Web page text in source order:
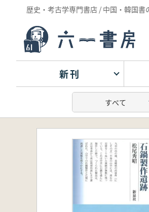
歴史・考古学専門書店 / 中国・韓国
新刊